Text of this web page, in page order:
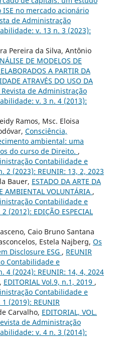
no mercado acionário
de Administração
v. 13 n. 3 (2023):
Pereira da Silva, Antônio
DE MODELOS DE
A PARTIR DA
ATRAVÉS DO USO DA
Revista de Administração
v. 3 n. 4 (2013):
Ramos, Msc. Eloisa
Consciência,
ambiental: uma
do curso de Direito. ,
Contabilidade e
(2023): REUNIR: 13, 2, 2023
Bauer, ESTADO DA ARTE DA
AMBIENTAL VOLUNTÁRIA ,
Contabilidade e
(2012): EDIÇÃO ESPECIAL
Caio Bruno Santana
Estela Najberg, Os
Disclosure ESG , REUNIR
Contabilidade e
4 (2024): REUNIR: 14, 4, 2024
EDITORIAL Vol.9, n.1, 2019 ,
Contabilidade e
(2019): REUNIR
Carvalho, EDITORIAL, VOL.
de Administração
v. 4 n. 3 (2014):